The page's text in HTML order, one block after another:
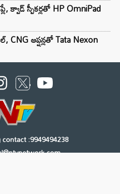
క్వాడ్ స్పీకర్లతో HP OmniPad
CNG ఆప్షన్లతో Tata Nexon
:9949494238